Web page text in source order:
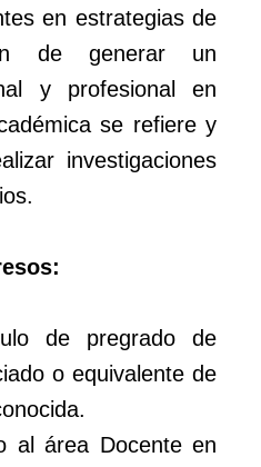
en estrategias de
de generar un
y profesional en
se refiere y
investigaciones
de pregrado de
o equivalente de
al área Docente en